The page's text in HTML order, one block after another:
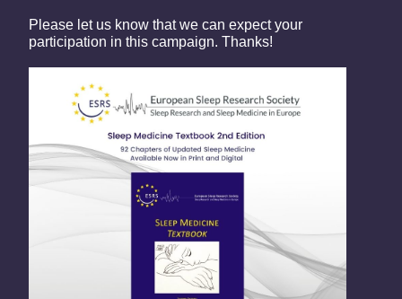
Please let us know that we can expect your
participation in this campaign. Thanks!